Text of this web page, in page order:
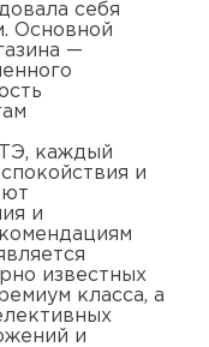
себя
Основной
—
каждый
и
и
известных
класса, а
и